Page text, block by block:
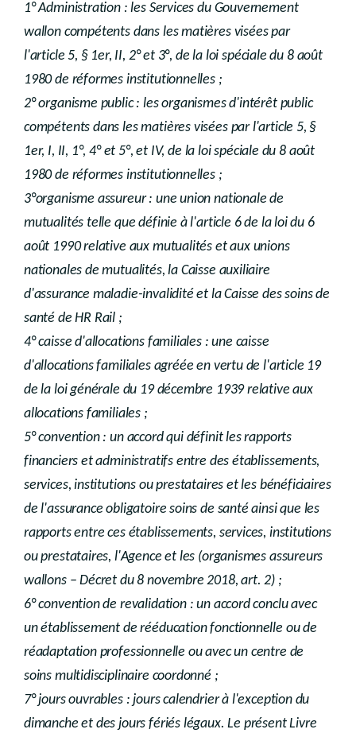
1° Administration : les Services du Gouvernement
wallon compétents dans les matières visées par
l'article 5, § 1er, II, 2° et 3°, de la loi spéciale du 8 août
1980 de réformes institutionnelles ;
2° organisme public : les organismes d'intérêt public
compétents dans les matières visées par l'article 5, §
1er, I, II, 1°, 4° et 5°, et IV, de la loi spéciale du 8 août
1980 de réformes institutionnelles ;
3°organisme assureur : une union nationale de
mutualités telle que définie à l'article 6 de la loi du 6
août 1990 relative aux mutualités et aux unions
nationales de mutualités, la Caisse auxiliaire
d'assurance maladie-invalidité et la Caisse des soins de
santé de HR Rail ;
4° caisse d'allocations familiales : une caisse
d'allocations familiales agréée en vertu de l'article 19
de la loi générale du 19 décembre 1939 relative aux
allocations familiales ;
5° convention : un accord qui définit les rapports
financiers et administratifs entre des établissements,
services, institutions ou prestataires et les bénéficiaires
de l'assurance obligatoire soins de santé ainsi que les
rapports entre ces établissements, services, institutions
ou prestataires, l'Agence et les (organismes assureurs
wallons – Décret du 8 novembre 2018, art. 2) ;
6° convention de revalidation : un accord conclu avec
un établissement de rééducation fonctionnelle ou de
réadaptation professionnelle ou avec un centre de
soins multidisciplinaire coordonné ;
7° jours ouvrables : jours calendrier à l'exception du
dimanche et des jours fériés légaux. Le présent Livre